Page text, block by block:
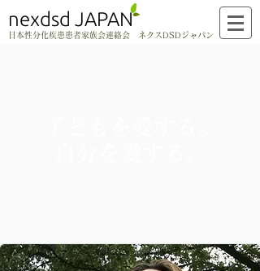
nexdsd JAPAN
日本性分化疾患患者家族会連絡会 ネクスDSDジャパン